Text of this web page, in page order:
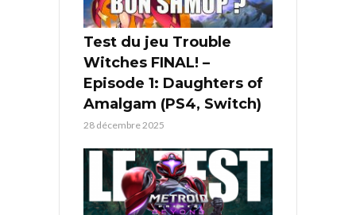
Test du jeu Trouble
Witches FINAL! –
Episode 1: Daughters of
Amalgam (PS4, Switch)
28 décembre 2025